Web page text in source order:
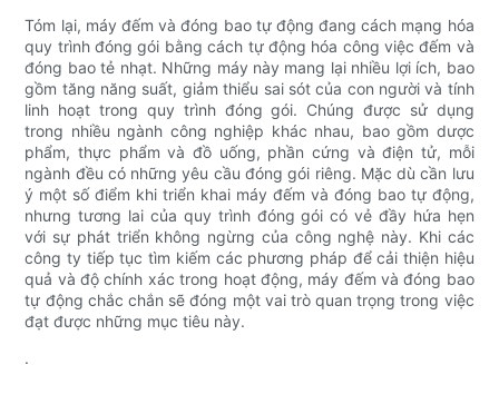
Tóm lại, máy đếm và đóng bao tự động đang cách mạng hóa
quy trình đóng gói bằng cách tự động hóa công việc đếm và
đóng bao tẻ nhạt. Những máy này mang lại nhiều lợi ích, bao
gồm tăng năng suất, giảm thiểu sai sót của con người và tính
linh hoạt trong quy trình đóng gói. Chúng được sử dụng
trong nhiều ngành công nghiệp khác nhau, bao gồm dược
phẩm, thực phẩm và đồ uống, phần cứng và điện tử, mỗi
ngành đều có những yêu cầu đóng gói riêng. Mặc dù cần lưu
ý một số điểm khi triển khai máy đếm và đóng bao tự động,
nhưng tương lai của quy trình đóng gói có vẻ đầy hứa hẹn
với sự phát triển không ngừng của công nghệ này. Khi các
công ty tiếp tục tìm kiếm các phương pháp để cải thiện hiệu
quả và độ chính xác trong hoạt động, máy đếm và đóng bao
tự động chắc chắn sẽ đóng một vai trò quan trọng trong việc
đạt được những mục tiêu này.
.